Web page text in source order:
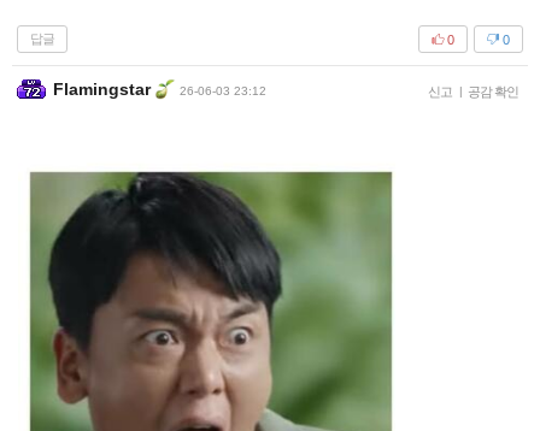
답글 0
0
Flamingstar 26-06-03 23:12 신고 | 공감 확인